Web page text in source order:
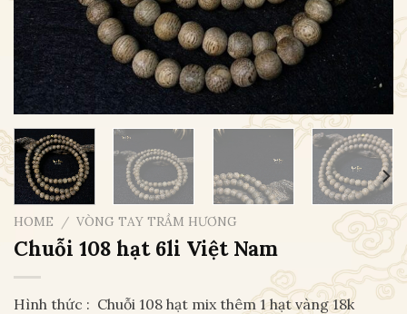
HOME / VÒNG TAY TRẦM HƯƠNG
Chuỗi 108 hạt 6li Việt Nam
Hình thức : Chuỗi 108 hạt mix thêm 1 hạt vàng 18k